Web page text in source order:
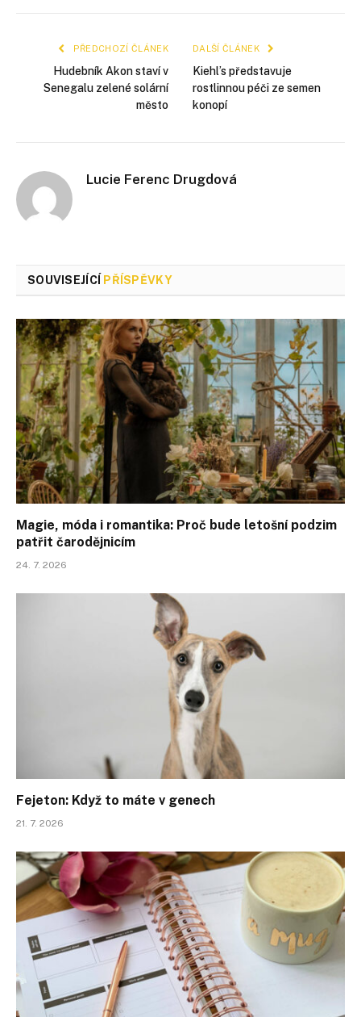
PŘEDCHOZÍ ČLÁNEK
Hudebník Akon staví v
Senegalu zelené solární
město
DALŠÍ ČLÁNEK
Kiehl’s představuje
rostlinnou péči ze semen
konopí
Lucie Ferenc Drugdová
SOUVISEJÍCÍ PŘÍSPĚVKY
Magie, móda i romantika: Proč bude letošní podzim
patřit čarodějnicím
24. 7. 2026
Fejeton: Když to máte v genech
21. 7. 2026